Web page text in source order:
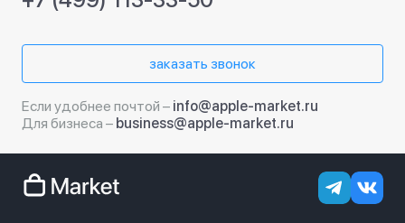
заказать звонок
Если удобнее почтой – info@apple-market.ru
Для бизнеса – business@apple-market.ru